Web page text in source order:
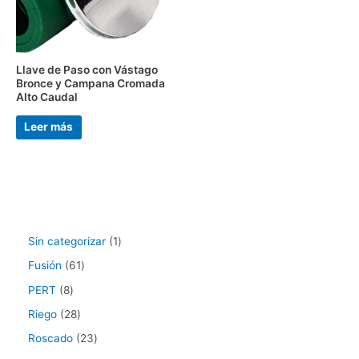
Llave de Paso con Vástago
Bronce y Campana Cromada
Alto Caudal
Leer más
Sin categorizar 1
Fusión 61
PERT 8
Riego 28
Roscado 23